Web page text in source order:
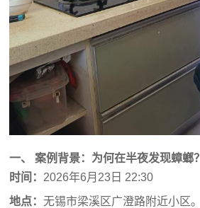
一、 案例背景：为何在半夜发现蟑螂？
时间： 2026年6月23日 22:30
地点：无锡市梁溪区广澄路附近小区。